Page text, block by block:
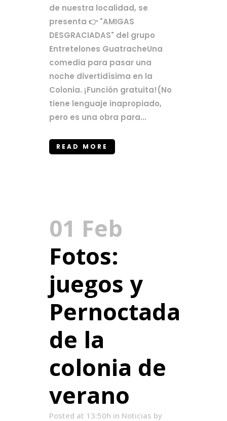
de nuestra localidad, se
presenta 👉 "AMIGAS
DESGRACIADAS" del grupo
Entretelones GuatracheUna
comedia para pasar una
noche divertidísima en la
Colonia. ¡Función gratuita!(No
tiene lenguaje inapropiado,
pero es una obra para...
READ MORE
01 Feb
Fotos:
juegos y
Pernoctada
de la
colonia de
verano
Posted at 13:50h in Noticias by